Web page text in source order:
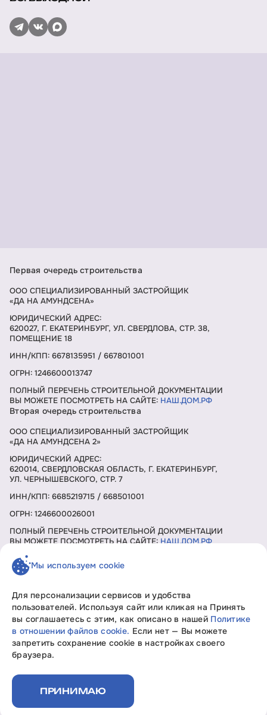
Первая очередь строительства
ООО СПЕЦИАЛИЗИРОВАННЫЙ ЗАСТРОЙЩИК
«ДА НА АМУНДСЕНА»
ЮРИДИЧЕСКИЙ АДРЕС:
620027, Г. ЕКАТЕРИНБУРГ, УЛ. СВЕРДЛОВА, СТР. 38,
ПОМЕЩЕНИЕ 18
ИНН/КПП: 6678135951 / 667801001
ОГРН: 1246600013747
ПОЛНЫЙ ПЕРЕЧЕНЬ СТРОИТЕЛЬНОЙ ДОКУМЕНТАЦИИ
ВЫ МОЖЕТЕ ПОСМОТРЕТЬ НА САЙТЕ: НАШ.ДОМ.РФ
Вторая очередь строительства
ООО СПЕЦИАЛИЗИРОВАННЫЙ ЗАСТРОЙЩИК
«ДА НА АМУНДСЕНА 2»
ЮРИДИЧЕСКИЙ АДРЕС:
620014, СВЕРДЛОВСКАЯ ОБЛАСТЬ, Г. ЕКАТЕРИНБУРГ,
УЛ. ЧЕРНЫШЕВСКОГО, СТР. 7
ИНН/КПП: 6685219715 / 668501001
ОГРН: 1246600026001
ПОЛНЫЙ ПЕРЕЧЕНЬ СТРОИТЕЛЬНОЙ ДОКУМЕНТАЦИИ
ВЫ МОЖЕТЕ ПОСМОТРЕТЬ НА САЙТЕ: НАШ.ДОМ.РФ
Девелопмент без границ «Свобода мысли»
Вся информация, представленная на данном сайте, носит
исключительно информационный характер, не является
офертой или публичной офертой согласно ст. 435, п. 2 ст.
Документы на строительство
Мы используем cookie
Для персонализации сервисов и удобства
пользователей. Используя сайт или кликая на Принять
вы соглашаетесь с этим, как описано в нашей Политике
в отношении файлов cookie. Если нет — Вы можете
запретить сохранение cookie в настройках своего
браузера.
ПРИНИМАЮ